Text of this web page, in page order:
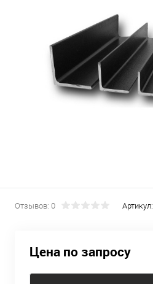
Отзывов: 0 Артикул:
Цена по запросу